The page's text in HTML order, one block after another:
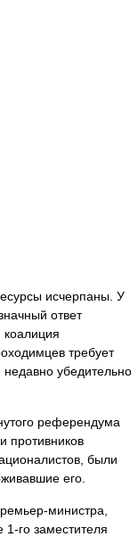
исчерпаны. У
ответ
коалиция
требует
убедительно
референдума
противников
были
его.
министра,
1-го заместителя